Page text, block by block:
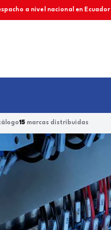
a nivel nacional en Ecuador
15marcas distribuidas